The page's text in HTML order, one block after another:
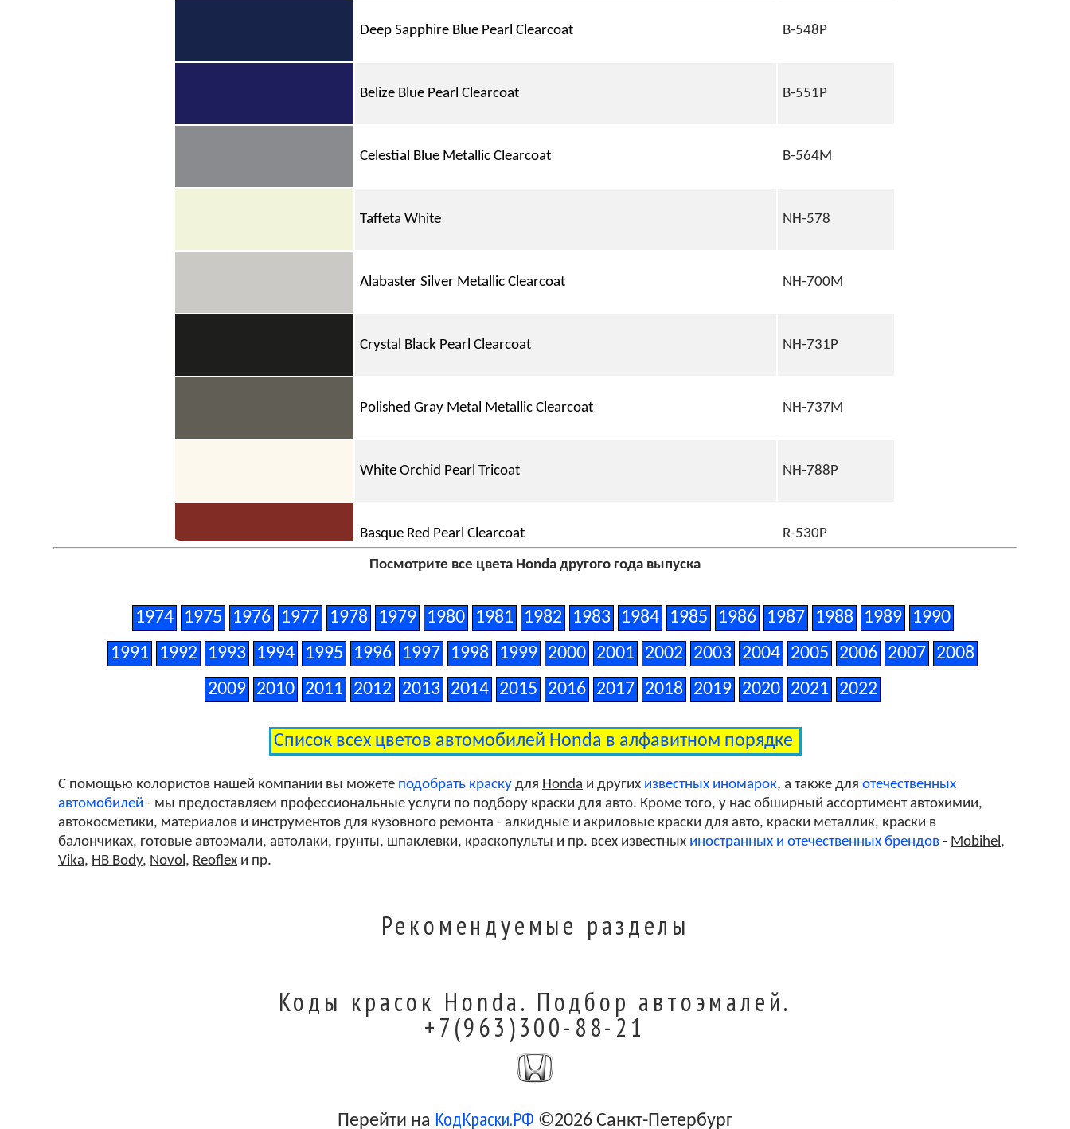
Deep Sapphire Blue Pearl Clearcoat B-548P
Belize Blue Pearl Clearcoat B-551P
Celestial Blue Metallic Clearcoat B-564M
Taffeta White NH-578
Alabaster Silver Metallic Clearcoat NH-700M
Crystal Black Pearl Clearcoat NH-731P
Polished Gray Metal Metallic Clearcoat NH-737M
White Orchid Pearl Tricoat NH-788P
Basque Red Pearl Clearcoat R-530P
Dark Amber Metallic Clearcoat YR-587M
Посмотрите все цвета Honda другого года выпуска
1974 1975 1976 1977 1978 1979 1980 1981 1982 1983 1984 1985 1986 1987 1988 1989
1990
1991
1992 1993 1994 1995 1996 1997 1998 1999 2000 2001 2002 2003 2004 2005 2006 2007 2008
2009 2010 2011 2012 2013 2014 2015 2016 2017 2018 2019 2020 2021 2022
Список всех цветов автомобилей Honda в алфавитном порядке
С помощью колористов нашей компании вы можете подобрать краскудля Honda и других известных иномарок, а также для отечественных
автомобилей - мы предоставляем профессиональные услуги по подбору краски для авто. Кроме того, у нас обширный ассортимент автохимии,
автокосметики, материалов и инструментов для кузовного ремонта - алкидные и акриловые краски для авто, краски металлик, краски в
балончиках, готовые автоэмали, автолаки, грунты, шпаклевки, краскопульты и пр. всех известных иностранных и отечественных брендов- Mobihel,
Vika, HB Body, Novol, Reoflexи пр.
Рекомендуемые разделы
Коды красок Honda. Подбор автоэмалей.
+7(963)300-88-21
Перейти на КодКраски.РФ ©2026 Санкт-Петербург